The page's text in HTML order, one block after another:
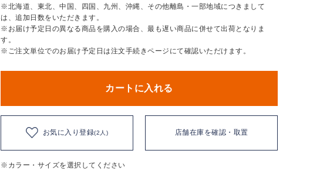
※北海道、東北、中国、四国、九州、沖縄、その他離島・一部地域につきまして
は、追加日数をいただきます。
※お届け予定日の異なる商品を購入の場合、最も遅い商品に併せて出荷となりま
す。
※ご注文単位でのお届け予定日は注文手続きページにて確認いただけます。
カートに入れる
お気に入り登録(2人) 店舗在庫を確認・取置
※カラー・サイズを選択してください